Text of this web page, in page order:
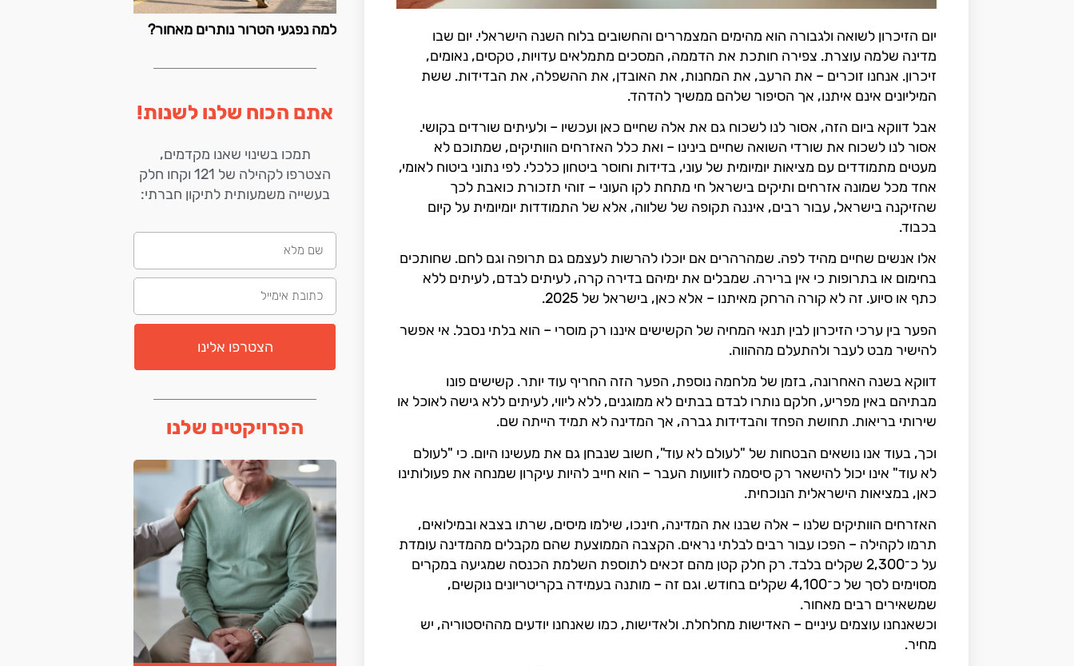
יום הזיכרון לשואה ולגבורה הוא מהימים המצמררים והחשובים בלוח השנה הישראלי. יום שבו
מדינה שלמה עוצרת. צפירה חותכת את הדממה, המסכים מתמלאים עדויות, טקסים, נאומים,
זיכרון. אנחנו זוכרים – את הרעב, את המחנות, את האובדן, את ההשפלה, את הבדידות. ששת
המיליונים אינם איתנו, אך הסיפור שלהם ממשיך להדהד.
אבל דווקא ביום הזה, אסור לנו לשכוח גם את אלה שחיים כאן ועכשיו – ולעיתים שורדים בקושי.
אסור לנו לשכוח את שורדי השואה שחיים בינינו – ואת כלל האזרחים הוותיקים, שמתוכם לא
מעטים מתמודדים עם מציאות יומיומית של עוני, בדידות וחוסר ביטחון כלכלי. לפי נתוני ביטוח לאומי,
אחד מכל שמונה אזרחים ותיקים בישראל חי מתחת לקו העוני – זוהי תזכורת כואבת לכך
שהזיקנה בישראל, עבור רבים, איננה תקופה של שלווה, אלא של התמודדות יומיומית על קיום
בכבוד.
אלו אנשים שחיים מהיד לפה. שמהרהרים אם יוכלו להרשות לעצמם גם תרופה וגם לחם. שחותכים
בחימום או בתרופות כי אין ברירה. שמבלים את ימיהם בדירה קרה, לעיתים לבדם, לעיתים ללא
כתף או סיוע. זה לא קורה הרחק מאיתנו – אלא כאן, בישראל של 2025.
הפער בין ערכי הזיכרון לבין תנאי המחיה של הקשישים איננו רק מוסרי – הוא בלתי נסבל. אי אפשר
להישיר מבט לעבר ולהתעלם מההווה.
דווקא בשנה האחרונה, בזמן של מלחמה נוספת, הפער הזה החריף עוד יותר. קשישים פונו
מבתיהם באין מפריע, חלקם נותרו לבדם בבתים לא ממוגנים, ללא ליווי, לעיתים ללא גישה לאוכל או
שירותי בריאות. תחושת הפחד והבדידות גברה, אך המדינה לא תמיד הייתה שם.
וכך, בעוד אנו נושאים הבטחות של "לעולם לא עוד", חשוב שנבחן גם את מעשינו היום. כי "לעולם
לא עוד" אינו יכול להישאר רק סיסמה לזוועות העבר – הוא חייב להיות עיקרון שמנחה את פעולותינו
כאן, במציאות הישראלית הנוכחית.
האזרחים הוותיקים שלנו – אלה שבנו את המדינה, חינכו, שילמו מיסים, שרתו בצבא ובמילואים,
תרמו לקהילה – הפכו עבור רבים לבלתי נראים. הקצבה הממוצעת שהם מקבלים מהמדינה עומדת
על כ־2,300 שקלים בלבד. רק חלק קטן מהם זכאים לתוספת השלמת הכנסה שמגיעה במקרים
מסוימים לסך של כ־4,100 שקלים בחודש. וגם זה – מותנה בעמידה בקריטריונים נוקשים,
שמשאירים רבים מאחור.
וכשאנחנו עוצמים עיניים – האדישות מחלחלת. ולאדישות, כמו שאנחנו יודעים מההיסטוריה, יש
מחיר.
למה נפגעי הטרור נותרים מאחור?
אתם הכוח שלנו לשנות!
תמכו בשינוי שאנו מקדמים,
הצטרפו לקהילה של 121 וקחו חלק
בעשייה משמעותית לתיקון חברתי:
הצטרפו אלינו
הפרויקטים שלנו